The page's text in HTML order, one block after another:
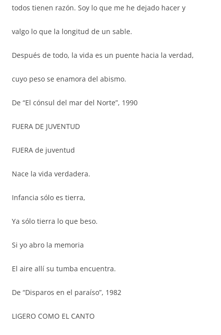
todos tienen razón. Soy lo que me he dejado hacer y
valgo lo que la longitud de un sable.
Después de todo, la vida es un puente hacia la verdad,
cuyo peso se enamora del abismo.
De “El cónsul del mar del Norte”, 1990
FUERA DE JUVENTUD
FUERA de juventud
Nace la vida verdadera.
Infancia sólo es tierra,
Ya sólo tierra lo que beso.
Si yo abro la memoria
El aire allí su tumba encuentra.
De “Disparos en el paraíso”, 1982
LIGERO COMO EL CANTO